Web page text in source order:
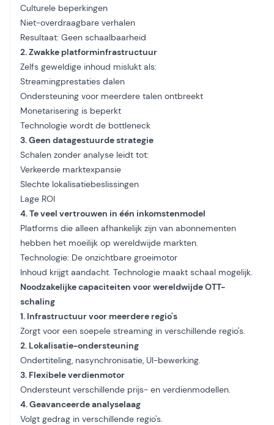
Culturele beperkingen
Niet-overdraagbare verhalen
Resultaat: Geen schaalbaarheid
2. Zwakke platforminfrastructuur
Zelfs geweldige inhoud mislukt als:
Streamingprestaties dalen
Ondersteuning voor meerdere talen ontbreekt
Monetarisering is beperkt
Technologie wordt de bottleneck
3. Geen datagestuurde strategie
Schalen zonder analyse leidt tot:
Verkeerde marktexpansie
Slechte lokalisatiebeslissingen
Lage ROI
4. Te veel vertrouwen in één inkomstenmodel
Platforms die alleen afhankelijk zijn van abonnementen
hebben het moeilijk op wereldwijde markten.
Technologie: De onzichtbare groeimotor
Inhoud krijgt aandacht. Technologie maakt schaal mogelijk.
Noodzakelijke capaciteiten voor wereldwijde OTT-
schaling
1. Infrastructuur voor meerdere regio's
Zorgt voor een soepele streaming in verschillende regio's.
2. Lokalisatie-ondersteuning
Ondertiteling, nasynchronisatie, UI-bewerking.
3. Flexibele verdienmotor
Ondersteunt verschillende prijs- en verdienmodellen.
4. Geavanceerde analyselaag
Volgt gedrag in verschillende regio's.